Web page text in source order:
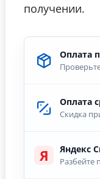
получении.
Оплата
Оплата
Скидка
Я Яндекс
Разбейте